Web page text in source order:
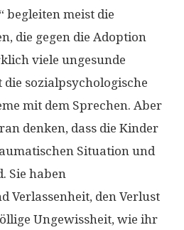
begleiten meist die
die gegen die Adoption
viele ungesunde
die sozialpsychologische
mit dem Sprechen. Aber
denken, dass die Kinder
Situation und
Sie haben
Verlassenheit, den Verlust
Ungewissheit, wie ihr